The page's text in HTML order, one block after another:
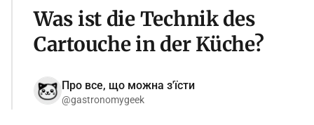
Was ist die Technik des
Cartouche in der Küche?
Про все, що можна з'їсти
@gastronomygeek